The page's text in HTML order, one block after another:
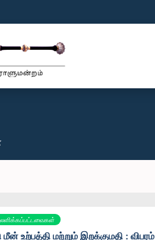
மீன் உற்பத்தி மற்றும் இறக்குமதி : விபரம்